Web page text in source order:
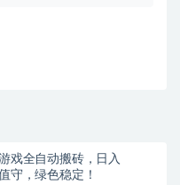
戏全自动搬砖，日入
守，绿色稳定！